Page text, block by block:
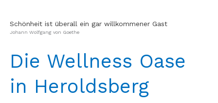
Schönheit ist überall ein gar willkommener Gast
Johann Wolfgang von Goethe
Die Wellness Oase
in Heroldsberg